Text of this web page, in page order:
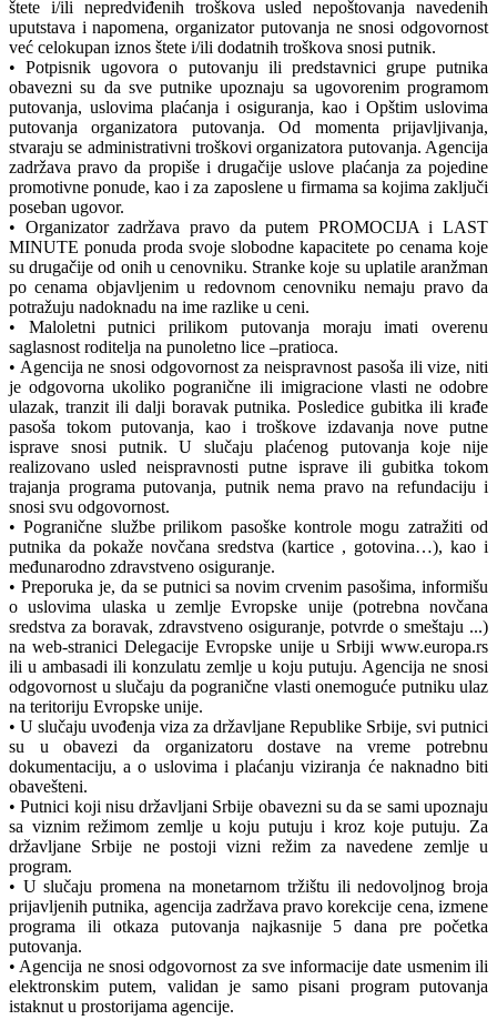
štete i/ili nepredviđenih troškova usled nepoštovanja navedenih
uputstava i napomena, organizator putovanja ne snosi odgovornost
već celokupan iznos štete i/ili dodatnih troškova snosi putnik.
• Potpisnik ugovora o putovanju ili predstavnici grupe putnika
obavezni su da sve putnike upoznaju sa ugovorenim programom
putovanja, uslovima plaćanja i osiguranja, kao i Opštim uslovima
putovanja organizatora putovanja. Od momenta prijavljivanja,
stvaraju se administrativni troškovi organizatora putovanja. Agencija
zadržava pravo da propiše i drugačije uslove plaćanja za pojedine
promotivne ponude, kao i za zaposlene u firmama sa kojima zaključi
poseban ugovor.
• Organizator zadržava pravo da putem PROMOCIJA i LAST
MINUTE ponuda proda svoje slobodne kapacitete po cenama koje
su drugačije od onih u cenovniku. Stranke koje su uplatile aranžman
po cenama objavljenim u redovnom cenovniku nemaju pravo da
potražuju nadoknadu na ime razlike u ceni.
• Maloletni putnici prilikom putovanja moraju imati overenu
saglasnost roditelja na punoletno lice –pratioca.
• Agencija ne snosi odgovornost za neispravnost pasoša ili vize, niti
je odgovorna ukoliko pogranične ili imigracione vlasti ne odobre
ulazak, tranzit ili dalji boravak putnika. Posledice gubitka ili krađe
pasoša tokom putovanja, kao i troškove izdavanja nove putne
isprave snosi putnik. U slučaju plaćenog putovanja koje nije
realizovano usled neispravnosti putne isprave ili gubitka tokom
trajanja programa putovanja, putnik nema pravo na refundaciju i
snosi svu odgovornost.
• Pogranične službe prilikom pasoške kontrole mogu zatražiti od
putnika da pokaže novčana sredstva (kartice , gotovina…), kao i
međunarodno zdravstveno osiguranje.
• Preporuka je, da se putnici sa novim crvenim pasošima, informišu
o uslovima ulaska u zemlje Evropske unije (potrebna novčana
sredstva za boravak, zdravstveno osiguranje, potvrde o smeštaju ...)
na web-stranici Delegacije Evropske unije u Srbiji www.europa.rs
ili u ambasadi ili konzulatu zemlje u koju putuju. Agencija ne snosi
odgovornost u slučaju da pogranične vlasti onemoguće putniku ulaz
na teritoriju Evropske unije.
• U slučaju uvođenja viza za državljane Republike Srbije, svi putnici
su u obavezi da organizatoru dostave na vreme potrebnu
dokumentaciju, a o uslovima i plaćanju viziranja će naknadno biti
obavešteni.
• Putnici koji nisu državljani Srbije obavezni su da se sami upoznaju
sa viznim režimom zemlje u koju putuju i kroz koje putuju. Za
državljane Srbije ne postoji vizni režim za navedene zemlje u
program.
• U slučaju promena na monetarnom tržištu ili nedovoljnog broja
prijavljenih putnika, agencija zadržava pravo korekcije cena, izmene
programa ili otkaza putovanja najkasnije 5 dana pre početka
putovanja.
• Agencija ne snosi odgovornost za sve informacije date usmenim ili
elektronskim putem, validan je samo pisani program putovanja
istaknut u prostorijama agencije.